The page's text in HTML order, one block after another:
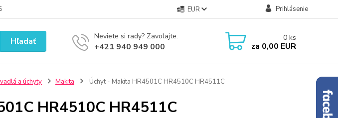
EUR Prihlásenie
Hľadať Neviete si rady? Zavolajte.
+421 940 949 000
0 ks
za 0,00 EUR
a úchyty Makita Úchyt - Makita HR4501C HR4510C HR4511C
HR4510C HR4511C